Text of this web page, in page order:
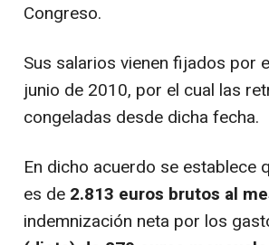
Congreso.
Sus salarios vienen fijados por
junio de 2010, por el cual las
congeladas desde dicha fecha.
En dicho acuerdo se establece
es de 2.813 euros brutos al
indemnización neta por los